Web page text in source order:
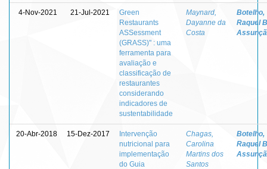
4-Nov-2021 21-Jul-2021
Green
Restaurants
ASSessment
(GRASS)" : uma
ferramenta para
avaliação e
classificação de
restaurantes
considerando
indicadores de
sustentabilidade
Maynard,
Dayanne da
Costa
Botelho,
Raquel
20-Abr-2018 15-Dez-2017
Intervenção
nutricional para
implementação
do Guia
Chagas,
Carolina
Martins dos
Santos
Botelho,
Raquel